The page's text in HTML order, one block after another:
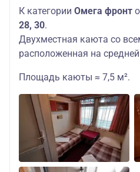
К категории Омега фронт
28, 30.
Двухместная каюта со
расположенная на
Площадь каюты ≈ 7,5 м².